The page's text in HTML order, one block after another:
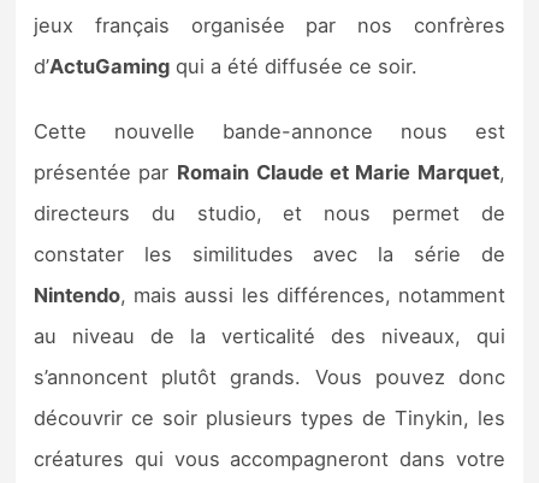
Précommandes jeux Switch 2
Bons plans
jeux français organisée par nos confrères
d’ActuGaming qui a été diffusée ce soir.
Cette nouvelle bande-annonce nous est
présentée par Romain Claude et Marie Marquet,
directeurs du studio, et nous permet de
constater les similitudes avec la série de
Nintendo, mais aussi les différences, notamment
au niveau de la verticalité des niveaux, qui
s’annoncent plutôt grands. Vous pouvez donc
découvrir ce soir plusieurs types de Tinykin, les
créatures qui vous accompagneront dans votre